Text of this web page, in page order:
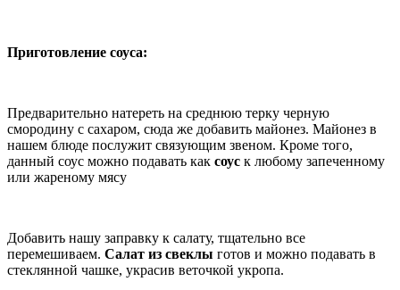
Приготовление соуса:
Предварительно натереть на среднюю терку черную
смородину с сахаром, сюда же добавить майонез. Майонез в
нашем блюде послужит связующим звеном. Кроме того,
данный соус можно подавать как соус к любому запеченному
или жареному мясу
Добавить нашу заправку к салату, тщательно все
перемешиваем. Салат из свеклы готов и можно подавать в
стеклянной чашке, украсив веточкой укропа.